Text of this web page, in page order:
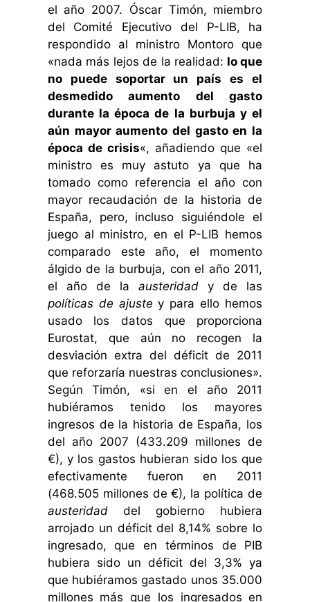
el año 2007. Óscar Timón, miembro
del Comité Ejecutivo del P-LIB, ha
respondido al ministro Montoro que
«nada más lejos de la realidad: lo que
no puede soportar un país es el
desmedido aumento del gasto
durante la época de la burbuja y el
aún mayor aumento del gasto en la
época de crisis«, añadiendo que «el
ministro es muy astuto ya que ha
tomado como referencia el año con
mayor recaudación de la historia de
España, pero, incluso siguiéndole el
juego al ministro, en el P-LIB hemos
comparado este año, el momento
álgido de la burbuja, con el año 2011,
el año de laausteridady de las
políticas de ajuste y para ello hemos
usado los datos que proporciona
Eurostat, que aún no recogen la
desviación extra del déficit de 2011
que reforzaría nuestras conclusiones».
Según Timón, «si en el año 2011
hubiéramos tenido los mayores
ingresos de la historia de España, los
del año 2007 (433.209 millones de
€), y los gastos hubieran sido los que
efectivamente fueron en 2011
(468.505 millones de €), la política de
austeridad del gobierno hubiera
arrojado un déficit del 8,14% sobre lo
ingresado, que en términos de PIB
hubiera sido un déficit del 3,3% ya
que hubiéramos gastado unos 35.000
millones más que los ingresados en